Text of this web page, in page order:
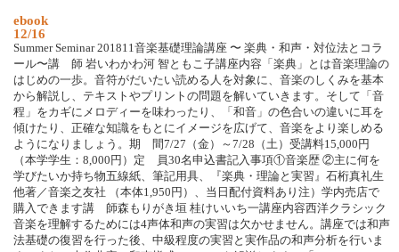
ebook
12/16
Summer Seminar 201811音楽基礎理論講座 〜 楽典・和声・対位法とコラ
ール〜講 師 岩いわかわ河 智ともこ子講座内容「楽典」とは音楽理論の
はじめの一歩。音符がだいたい読める人を対象に、音楽のしくみを基本
から解説し、テキストやプリントの問題を解いていきます。そして「音
程」をカギにメロディーを味わったり、「和音」の色合いの違いに耳を
傾けたり、正確な知識をもとにイメージを広げて、音楽をより楽しめる
ようになりましょう。期 間7/27（金）～7/28（土）受講料15,000円
（本学学生：8,000円）定 員30名申込書記入事項①音楽歴 ②主に何を
学びたいか持ち物五線紙、筆記用具、『楽典・理論と実習』石桁真礼生
他著／音楽之友社 （本体1,950円）、当日配付資料あり注）学内売店で
購入できます講 師森もりがき垣 桂けいいち一講座内容西洋クラシック
音楽を理解するためには4声体和声の実習は欠かせません。講座では和声
法基礎の復習を行った後、中級程度の実習と実作品の和声分析を行いま